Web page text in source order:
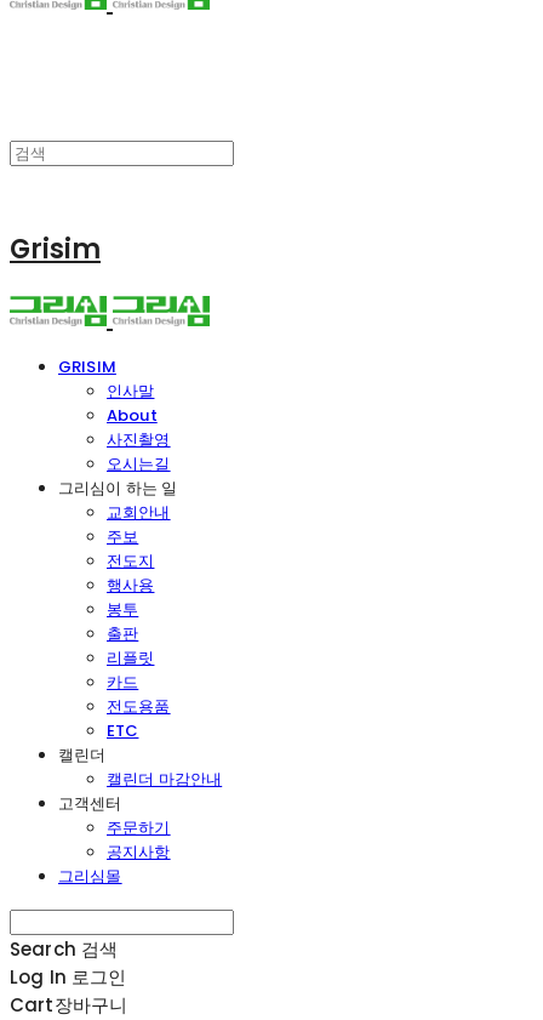
Grisim
GRISIM
인사말
About
사진촬영
오시는길
그리심이 하는 일
교회안내
주보
전도지
행사용
봉투
출판
리플릿
카드
전도용품
ETC
캘린더
캘린더 마감안내
고객센터
주문하기
공지사항
그리심몰
Search 검색
Log In 로그인
Cart장바구니